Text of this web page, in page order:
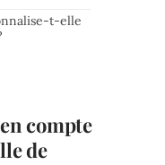
t-elle
compte
de